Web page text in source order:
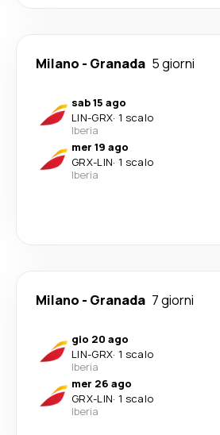
Milano - Granada 5 giorni
sab 15 ago
LIN-GRX· 1 scalo
Iberia
mer 19 ago
GRX-LIN· 1 scalo
Iberia
Milano - Granada 7 giorni
gio 20 ago
LIN-GRX· 1 scalo
Iberia
mer 26 ago
GRX-LIN· 1 scalo
Iberia